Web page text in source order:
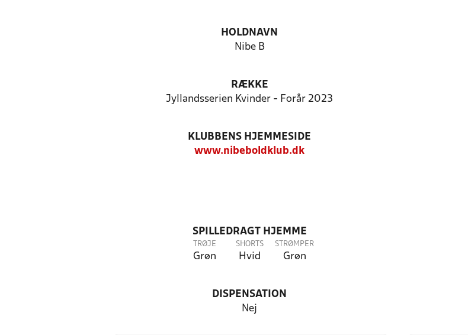
HOLDNAVN
Nibe B
RÆKKE
Jyllandsserien Kvinder - Forår 2023
KLUBBENS HJEMMESIDE
www.nibeboldklub.dk
SPILLEDRAGT HJEMME
TRØJE
Grøn
SHORTS
Hvid
STRØMPER
Grøn
DISPENSATION
Nej